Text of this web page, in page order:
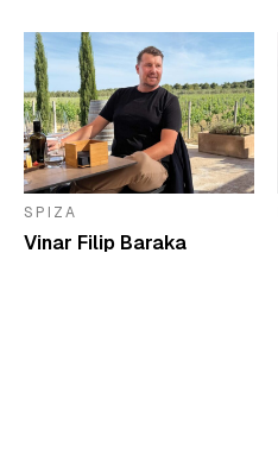
SPIZA
Vinar Filip Baraka